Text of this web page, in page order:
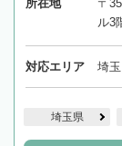
所在地
〒
ル3
対応エリア 埼
埼玉県